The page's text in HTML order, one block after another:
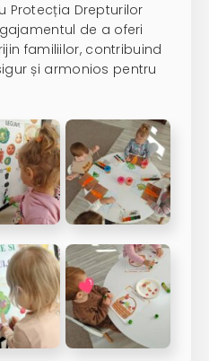
Protecția Drepturilor
de a oferi
familiilor, contribuind
și armonios pentru